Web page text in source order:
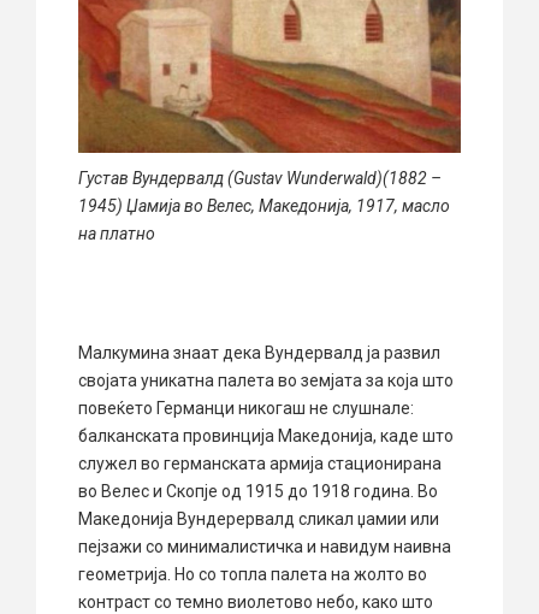
Густав Вундервалд (Gustav Wunderwald)(1882 –
1945) Џамија во Велес, Македонија, 1917, масло
на платно
Малкумина знаат дека Вундервалд ја развил
својата уникатна палета во земјата за која што
повеќето Германци никогаш не слушнале:
балканската провинција Македонија, каде што
служел во германската армија стационирана
во Велес и Скопје од 1915 до 1918 година. Во
Македонија Вундерервалд сликал џамии или
пејзажи со минималистичка и навидум наивна
геометрија. Но со топла палета на жолто во
контраст со темно виолетово небо, како што